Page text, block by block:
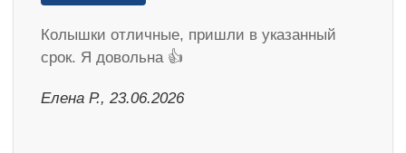
Колышки отличные, пришли в указанный
срок. Я довольна 👍
Елена Р., 23.06.2026